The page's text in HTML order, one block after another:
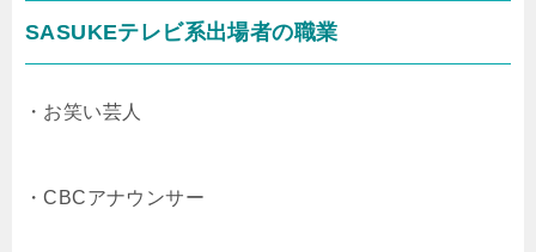
SASUKEテレビ系出場者の職業
・お笑い芸人
・CBCアナウンサー